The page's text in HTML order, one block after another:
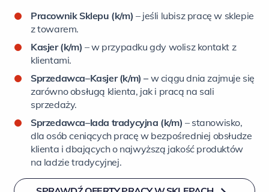
Pracownik Sklepu (k/m) – jeśli lubisz pracę w sklepie
z towarem.
Kasjer (k/m) – w przypadku gdy wolisz kontakt z
klientami.
Sprzedawca–Kasjer (k/m) – w ciągu dnia zajmuje się
zarówno obsługą klienta, jak i pracą na sali
sprzedaży.
Sprzedawca–lada tradycyjna (k/m) – stanowisko,
dla osób ceniących pracę w bezpośredniej obsłudze
klienta i dbających o najwyższą jakość produktów
na ladzie tradycyjnej.